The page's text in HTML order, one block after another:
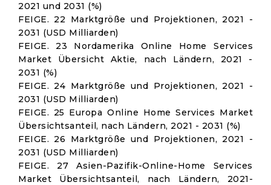
2021 und 2031 (%)
FEIGE. 22 Marktgröße und Projektionen, 2021 -
2031 (USD Milliarden)
FEIGE. 23 Nordamerika Online Home Services
Market Übersicht Aktie, nach Ländern, 2021 -
2031 (%)
FEIGE. 24 Marktgröße und Projektionen, 2021 -
2031 (USD Milliarden)
FEIGE. 25 Europa Online Home Services Market
Übersichtsanteil, nach Ländern, 2021 - 2031 (%)
FEIGE. 26 Marktgröße und Projektionen, 2021 -
2031 (USD Milliarden)
FEIGE. 27 Asien-Pazifik-Online-Home Services
Market Übersichtsanteil, nach Ländern, 2021-